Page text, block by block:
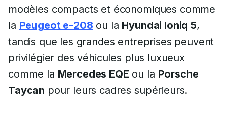
modèles compacts et économiques comme
la Peugeot e-208 ou la Hyundai Ioniq 5,
tandis que les grandes entreprises peuvent
privilégier des véhicules plus luxueux
comme la Mercedes EQE ou la Porsche
Taycan pour leurs cadres supérieurs.